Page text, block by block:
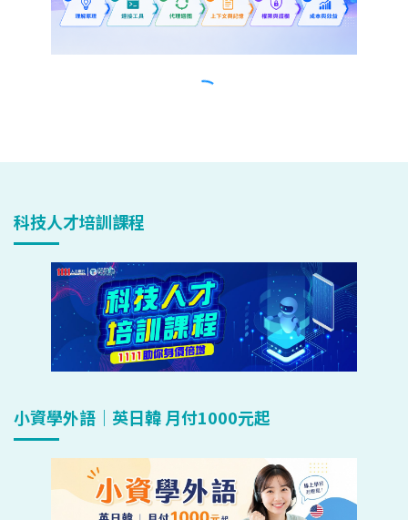
科技人才培訓課程
小資學外語｜英日韓 月付1000元起